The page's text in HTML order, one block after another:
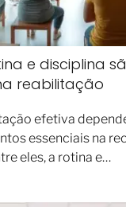
e disciplina
reabilitação
efetiva
essenciais na
eles, a rotina e…